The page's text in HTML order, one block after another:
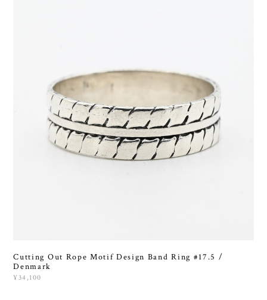
Cutting Out Rope Motif Design Band Ring #17.5 /
Denmark
¥34,100